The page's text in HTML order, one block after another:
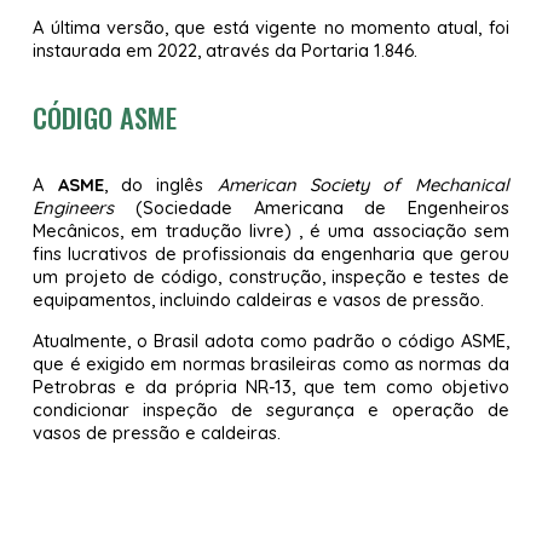
A última versão, que está vigente no momento atual, foi
instaurada em 2022, através da Portaria 1.846.
CÓDIGO ASME
A ASME, do inglês American Society of Mechanical
Engineers (Sociedade Americana de Engenheiros
Mecânicos, em tradução livre) , é uma associação sem
fins lucrativos de profissionais da engenharia que gerou
um projeto de código, construção, inspeção e testes de
equipamentos, incluindo caldeiras e vasos de pressão.
Atualmente, o Brasil adota como padrão o código ASME,
que é exigido em normas brasileiras como as normas da
Petrobras e da própria NR-13, que tem como objetivo
condicionar inspeção de segurança e operação de
vasos de pressão e caldeiras.